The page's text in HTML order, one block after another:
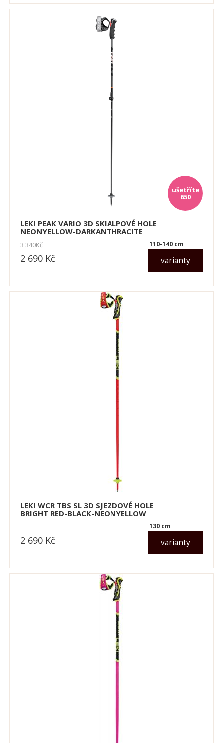
LEKI PEAK VARIO 3D SKIALPOVÉ HOLE
NEONYELLOW-DARKANTHRACITE
varianty
110-140 cm
2 690 Kč
650
3 340Kč
LEKI WCR TBS SL 3D SJEZDOVÉ HOLE
BRIGHT RED-BLACK-NEONYELLOW
varianty
130 cm
2 690 Kč